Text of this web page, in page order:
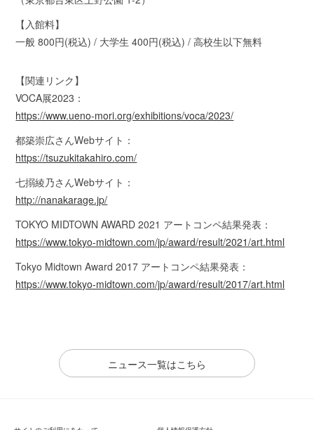
【入館料】
一般 800円(税込) / 大学生 400円(税込) / 高校生以下無料
【関連リンク】
VOCA展2023：
https://www.ueno-mori.org/exhibitions/voca/2023/
都築崇広さんWebサイト：
https://tsuzukitakahiro.com/
七搦綾乃さんWebサイト：
http://nanakarage.jp/
TOKYO MIDTOWN AWARD 2021 アートコンペ結果発表：
https://www.tokyo-midtown.com/jp/award/result/2021/art.html
Tokyo Midtown Award 2017 アートコンペ結果発表：
https://www.tokyo-midtown.com/jp/award/result/2017/art.html
ニュース一覧はこちら